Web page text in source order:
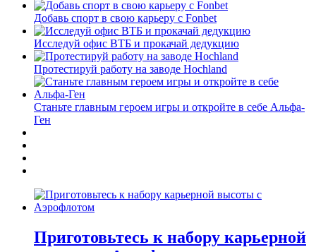
Добавь спорт в свою карьеру с Fonbet
Исследуй офис ВТБ и прокачай дедукцию
Протестируй работу на заводе Hochland
Станьте главным героем игры и откройте в себе Альфа-
Ген
Приготовьтесь к набору карьерной